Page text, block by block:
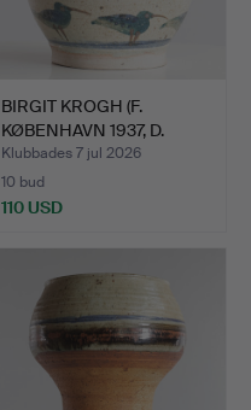
BIRGIT KROGH (F.
KØBENHAVN 1937, D.
2023).…
Klubbades 7 jul 2026
10 bud
110 USD